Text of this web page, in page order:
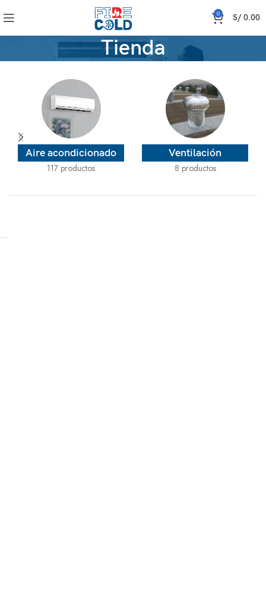
0 S/ 0.00
Tienda
Aire acondicionado
117 productos
Ventilación
8 productos